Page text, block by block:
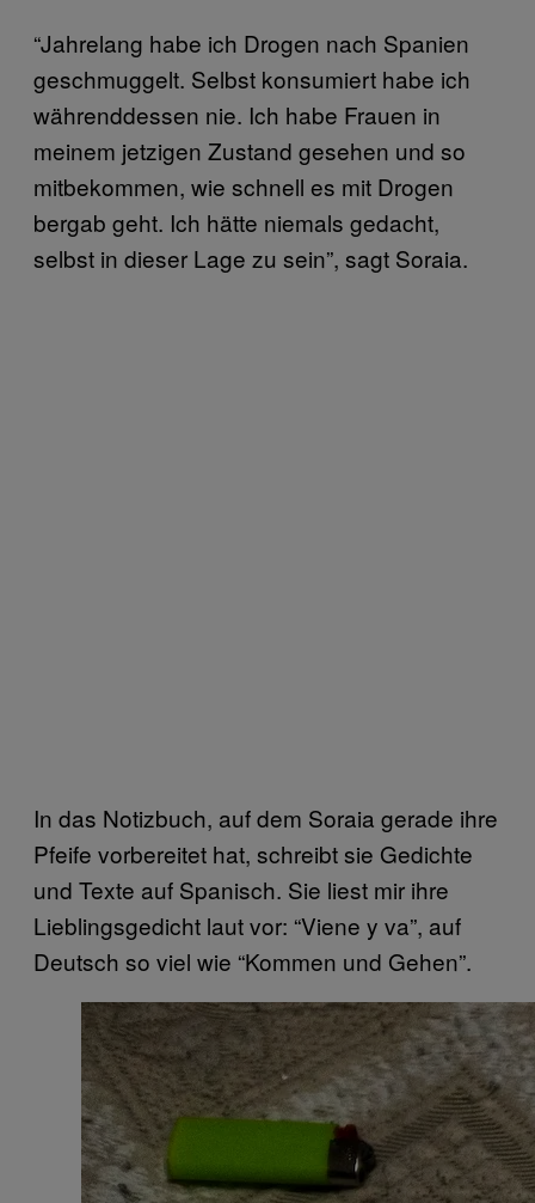
“Jahrelang habe ich Drogen nach Spanien
geschmuggelt. Selbst konsumiert habe ich
währenddessen nie. Ich habe Frauen in
meinem jetzigen Zustand gesehen und so
mitbekommen, wie schnell es mit Drogen
bergab geht. Ich hätte niemals gedacht,
selbst in dieser Lage zu sein”, sagt Soraia.
In das Notizbuch, auf dem Soraia gerade ihre
Pfeife vorbereitet hat, schreibt sie Gedichte
und Texte auf Spanisch. Sie liest mir ihre
Lieblingsgedicht laut vor: “Viene y va”, auf
Deutsch so viel wie “Kommen und Gehen”.